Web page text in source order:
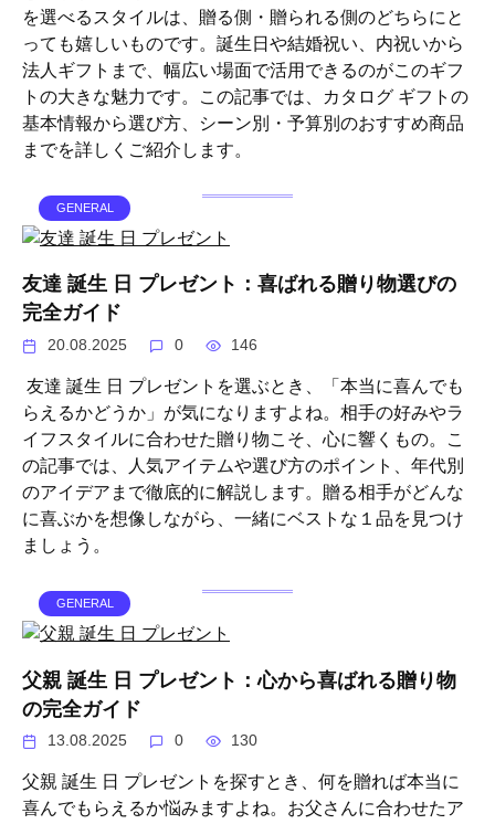
を選べるスタイルは、贈る側・贈られる側のどちらにと
っても嬉しいものです。誕生日や結婚祝い、内祝いから
法人ギフトまで、幅広い場面で活用できるのがこのギフ
トの大きな魅力です。この記事では、カタログ ギフトの
基本情報から選び方、シーン別・予算別のおすすめ商品
までを詳しくご紹介します。
GENERAL
友達 誕生 日 プレゼント：喜ばれる贈り物選びの
完全ガイド
20.08.2025 0 146
友達 誕生 日 プレゼントを選ぶとき、「本当に喜んでも
らえるかどうか」が気になりますよね。相手の好みやラ
イフスタイルに合わせた贈り物こそ、心に響くもの。こ
の記事では、人気アイテムや選び方のポイント、年代別
のアイデアまで徹底的に解説します。贈る相手がどんな
に喜ぶかを想像しながら、一緒にベストな１品を見つけ
ましょう。
GENERAL
父親 誕生 日 プレゼント：心から喜ばれる贈り物
の完全ガイド
13.08.2025 0 130
父親 誕生 日 プレゼントを探すとき、何を贈れば本当に
喜んでもらえるか悩みますよね。お父さんに合わせたア